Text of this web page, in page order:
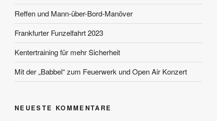
Reffen und Mann-über-Bord-Manöver
Frankfurter Funzelfahrt 2023
Kentertraining für mehr Sicherheit
Mit der „Babbel“ zum Feuerwerk und Open Air Konzert
NEUESTE KOMMENTARE